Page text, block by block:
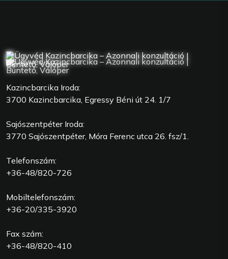
Kazincbarcika Iroda:
3700 Kazincbarcika, Egressy Béni út 24. 1/7
Sajószentpéter Iroda:
3770 Sajószentpéter, Móra Ferenc utca 26. fsz/1.
Telefonszám:
+36-48/820-726
Mobiltelefonszám:
+36-20/335-3920
Fax szám:
+36-48/820-410